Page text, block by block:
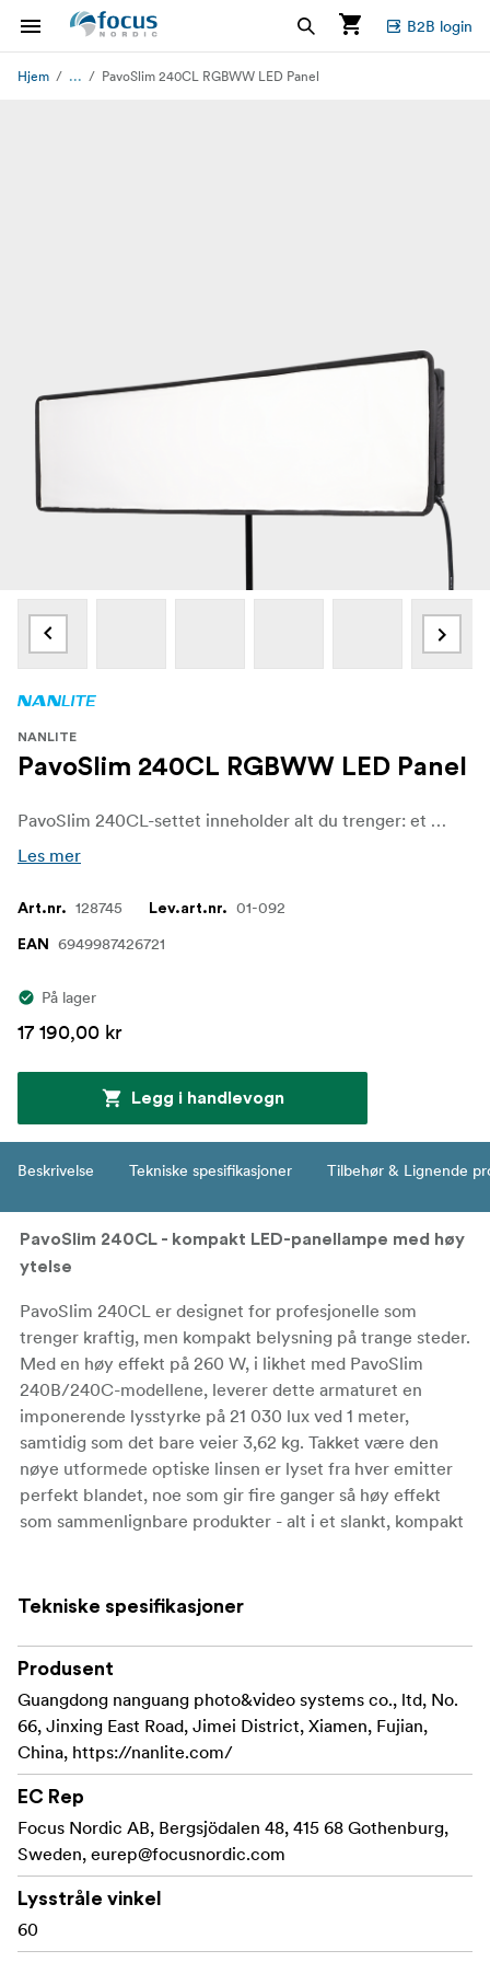
B2B login
Hjem ... PavoSlim 240CL RGBWW LED Panel
NANLITE
PavoSlim 240CL RGBWW LED Panel
PavoSlim 240CL-settet inneholder alt du trenger: et LED-panel med høy effekt, kontrollenhet, hurtigkoblingsklemme, softbox, diffusorer, eggcrate og bæreveske. Settet er perfekt for allsidige belysningsoppsett på trange steder, og tilbyr profesjonell ytelse med trådløs kontroll og fleksible strømalternativer.
Les mer
Art.nr. 128745 Lev.art.nr. 01-092
EAN 6949987426721
På lager
17 190,00 kr
Legg i handlevogn
Beskrivelse Tekniske spesifikasjoner Tilbehør & Lignende
PavoSlim 240CL - kompakt LED-panellampe med høy
ytelse
PavoSlim 240CL er designet for profesjonelle som
trenger kraftig, men kompakt belysning på trange steder.
Med en høy effekt på 260 W, i likhet med PavoSlim
240B/240C-modellene, leverer dette armaturet en
imponerende lysstyrke på 21 030 lux ved 1 meter,
samtidig som det bare veier 3,62 kg. Takket være den
nøye utformede optiske linsen er lyset fra hver emitter
perfekt blandet, noe som gir fire ganger så høy effekt
som sammenlignbare produkter - alt i et slankt, kompakt
allsidig for ulike bruksområder. Armaturets design gir et
mykere lys på langsiden og et hardere lys på kortsiden,
noe som gir mulighet for fleksibel bruk avhengig av
opptakets behov. Den langstrakte formen, med en
tykkelse på i underkant av 2,35 cm, gjør det enkelt å
montere armaturen på trange steder eller i lav takhøyde,
noe som gjør den ideell til bruk på settet eller i studio.
Ideell for trange rom
Siden lanseringen har PavoSlim-serien raskt blitt tatt i
bruk av bransjen på grunn av sin supertynne størrelse og
Tekniske spesifikasjoner
Produsent
Guangdong nanguang photo&video systems co., ltd, No.
66, Jinxing East Road, Jimei District, Xiamen, Fujian,
China, https://nanlite.com/
EC Rep
Focus Nordic AB, Bergsjödalen 48, 415 68 Gothenburg,
Sweden, eurep@focusnordic.com
Lysstråle vinkel
60